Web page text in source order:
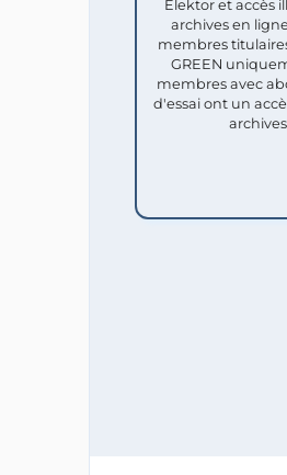
Elektor et accès
archives en
membres
GREEN
membres avec
d'essai ont un